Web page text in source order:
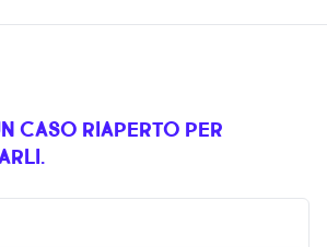
CASO RIAPERTO PER